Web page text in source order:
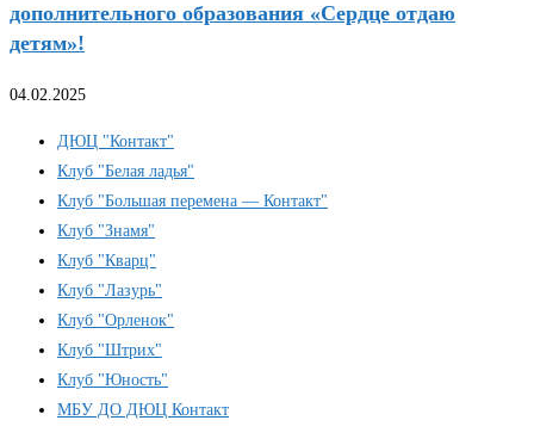
дополнительного образования «Сердце отдаю
детям»!
04.02.2025
ДЮЦ "Контакт"
Клуб "Белая ладья"
Клуб "Большая перемена — Контакт"
Клуб "Знамя"
Клуб "Кварц"
Клуб "Лазурь"
Клуб "Орленок"
Клуб "Штрих"
Клуб "Юность"
МБУ ДО ДЮЦ Контакт